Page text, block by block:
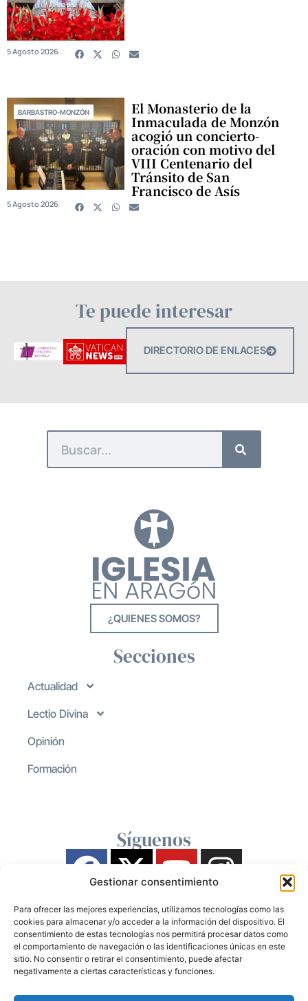
Gestionar consentimiento
Para ofrecer las mejores experiencias, utilizamos tecnologías como las
cookies para almacenar y/o acceder a la información del dispositivo. El
consentimiento de estas tecnologías nos permitirá procesar datos como
el comportamiento de navegación o las identificaciones únicas en este
sitio. No consentir o retirar el consentimiento, puede afectar
negativamente a ciertas características y funciones.
5 Agosto 2026
BARBASTRO-MONZÓN El Monasterio de la
Inmaculada de Monzón
acogió un concierto-
oración con motivo del
VIII Centenario del
Tránsito de San
Francisco de Asís
5 Agosto 2026
Te puede interesar
DIRECTORIO DE ENLACES
¿QUIENES SOMOS?
Secciones
Actualidad
Lectio Divina
Opinión
Formación
Síguenos